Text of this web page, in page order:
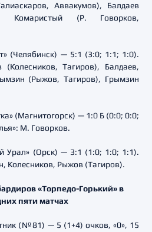
Аввакумов), Балдаев
Комаристый (Р. Говорков,
(Челябинск) — 5:1 (3:0; 1:1; 1:0).
Тагиров), Балдаев,
(Рыжов, Тагиров), Грымзин
(Магнитогорск) — 1:0 Б (0:0; 0:0;
М. Говорков.
Урал» (Орск) — 3:1 (1:0; 1:0; 1:1).
Колесников, Рыжов (Тагиров).
«Торпедо-Горький» в
пяти матчах
(№81) — 5 (1+4) очков, «0», 15